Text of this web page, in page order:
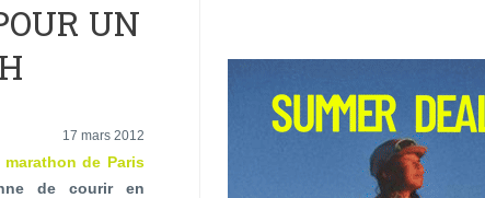
UN
17 mars 2012
marathon de Paris
de courir en